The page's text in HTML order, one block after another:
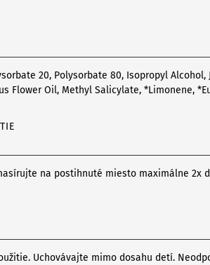
20, Polysorbate 80, Isopropyl
Flower Oil, Methyl Salicylate, *Limonene,
na postihnuté miesto maximálne 2x
Uchovávajte mimo dosahu detí.